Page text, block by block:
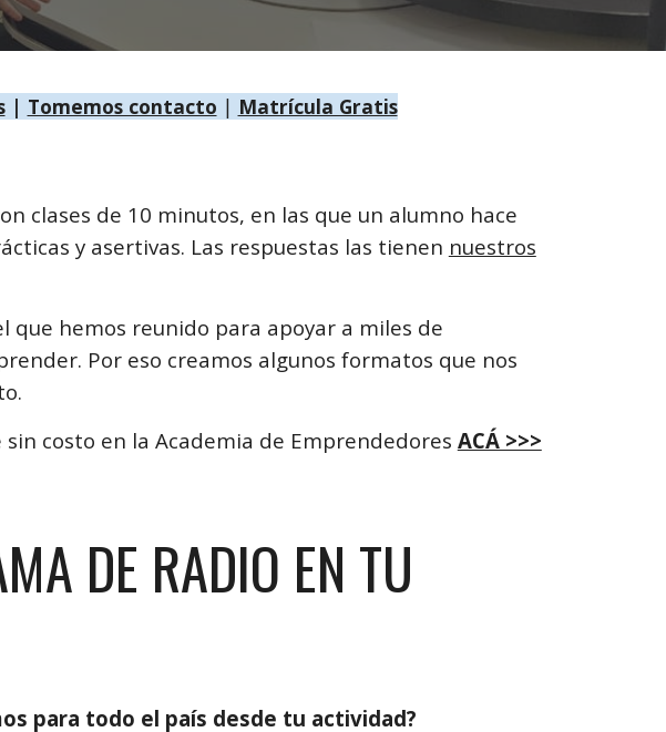
| Tomemos contacto | Matrícula Gratis
clases de 10 minutos, en las que un alumno hace
y asertivas. Las respuestas las tienen nuestros
hemos reunido para apoyar a miles de
Por eso creamos algunos formatos que nos
costo en la Academia de Emprendedores ACÁ >>>
DE RADIO EN TU
para todo el país desde tu actividad?